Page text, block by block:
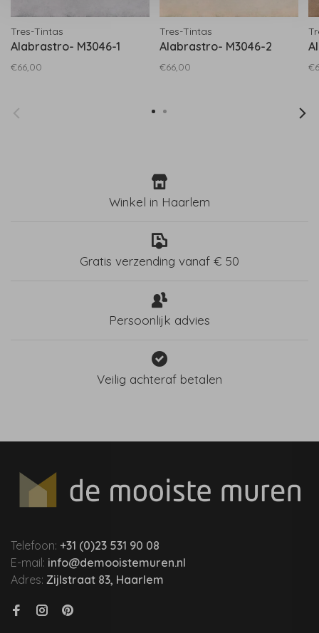
Tres-Tintas
Alabrastro- M3046-1
€66,00
Tres-Tintas
Alabrastro- M3046-2
€66,00
Winkel in Haarlem
Gratis verzending vanaf € 50
Persoonlijk advies
Veilig achteraf betalen
Telefoon: +31 (0)23 531 90 08
E-mail: info@demooistemuren.nl
Adres: Zijlstraat 83, Haarlem